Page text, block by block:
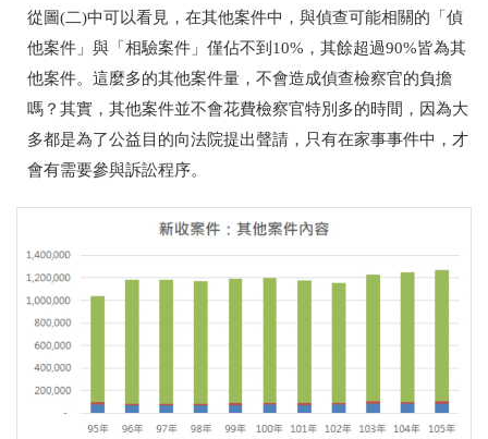
從圖(二)中可以看見，在其他案件中，與偵查可能相關的「偵
他案件」與「相驗案件」僅佔不到10%，其餘超過90%皆為其
他案件。這麼多的其他案件量，不會造成偵查檢察官的負擔
嗎？其實，其他案件並不會花費檢察官特別多的時間，因為大
多都是為了公益目的向法院提出聲請，只有在家事事件中，才
會有需要參與訴訟程序。